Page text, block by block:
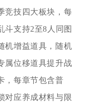
竞技四大板块，每
斗支持2至8人同图
机增益道具，随机
属位移道具提升战
，每章节包含普
对应养成材料与限